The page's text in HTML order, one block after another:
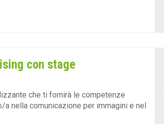
con stage
che ti fornirà le competenze
nella comunicazione per immagini e nel